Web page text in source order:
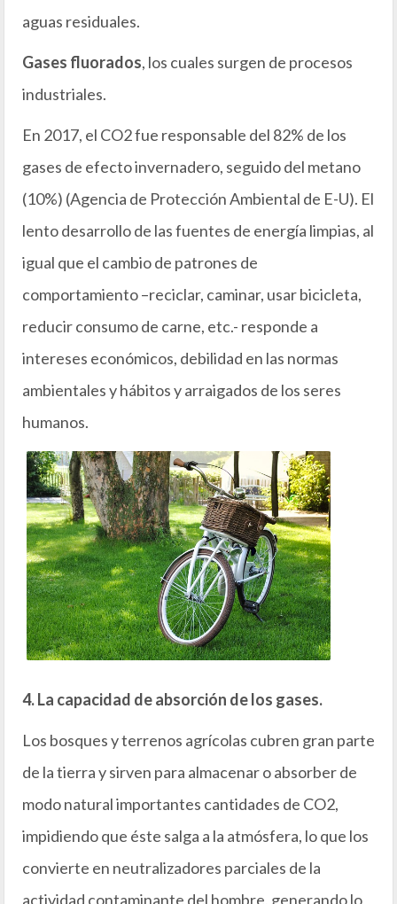
aguas residuales.
Gases fluorados, los cuales surgen de procesos
industriales.
En 2017, el CO2 fue responsable del 82% de los
gases de efecto invernadero, seguido del metano
(10%) (Agencia de Protección Ambiental de E-U). El
lento desarrollo de las fuentes de energía limpias, al
igual que el cambio de patrones de
comportamiento –reciclar, caminar, usar bicicleta,
reducir consumo de carne, etc.- responde a
intereses económicos, debilidad en las normas
ambientales y hábitos y arraigados de los seres
humanos.
4. La capacidad de absorción de los gases.
Los bosques y terrenos agrícolas cubren gran parte
de la tierra y sirven para almacenar o absorber de
modo natural importantes cantidades de CO2,
impidiendo que éste salga a la atmósfera, lo que los
convierte en neutralizadores parciales de la
actividad contaminante del hombre, generando lo